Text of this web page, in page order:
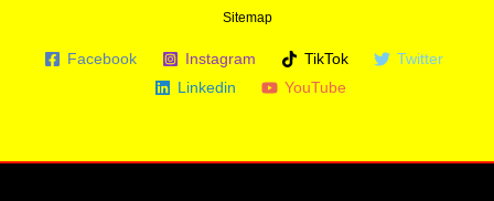
Sitemap
Facebook Instagram TikTok
Twitter
Linkedin
YouTube